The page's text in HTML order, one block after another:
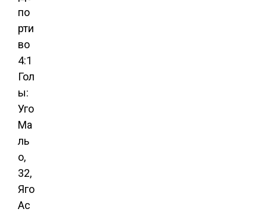
по
рти
во
4:1
Гол
ы:
Уго
Ма
ль
о,
32,
Яго
Ас